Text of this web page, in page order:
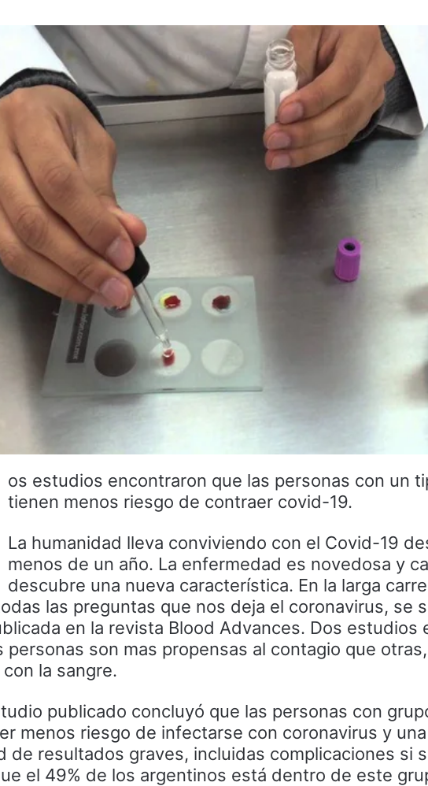
os estudios encontraron que las personas con un
tienen menos riesgo de contraer covid-19.
La humanidad lleva conviviendo con el Covid-19
menos de un año. La enfermedad es novedosa y
descubre una nueva característica. En la larga
las preguntas que nos deja el coronavirus, se
en la revista Blood Advances. Dos estudios
personas son mas propensas al contagio que
la sangre.
publicado concluyó que las personas con
menos riesgo de infectarse con coronavirus y
de resultados graves, incluidas complicaciones si
el 49% de los argentinos está dentro de este